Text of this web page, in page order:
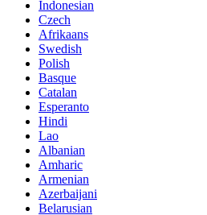
Indonesian
Czech
Afrikaans
Swedish
Polish
Basque
Catalan
Esperanto
Hindi
Lao
Albanian
Amharic
Armenian
Azerbaijani
Belarusian